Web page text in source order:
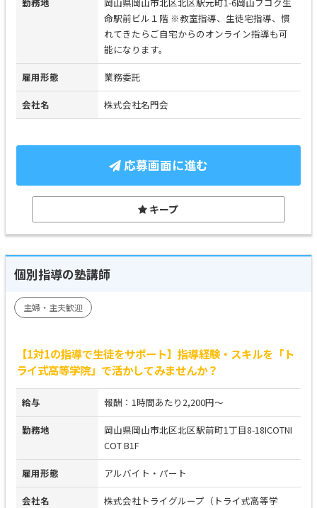
命駅前ビル１階 ※教室指導、生徒宅指導、慣
れてきたらご自宅からのオンライン指導も可
能になります。
雇用形態 業務委託
会社名 株式会社名門会
応募画面に進む
キープ
個別指導の塾講師
主婦・主夫歓迎
【1対1の指導で生徒をサポート】指導経験・スキルを「ト
ライ式高等学院」で活かしてみませんか？
給与 報酬：1時間あたり2,200円～
勤務地
岡山県岡山市北区北区駅前町1丁目8-18ICOTNI
COT B1F
雇用形態 アルバイト・パート
会社名
株式会社トライグループ（トライ式高等学